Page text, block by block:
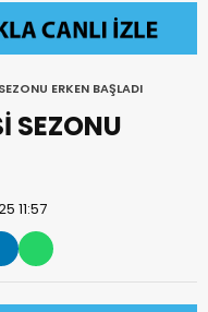
ERKEN BAŞLADI
SEZONU
11:57